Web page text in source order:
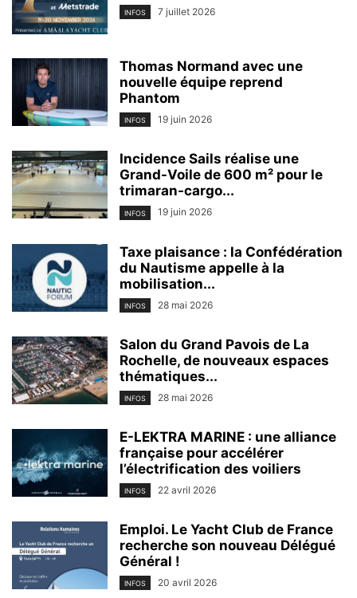
INFOS 7 juillet 2026
Thomas Normand avec une
nouvelle équipe reprend
Phantom
INFOS 19 juin 2026
Incidence Sails réalise une
Grand-Voile de 600 m² pour le
trimaran-cargo...
INFOS 19 juin 2026
Taxe plaisance : la Confédération
du Nautisme appelle à la
mobilisation...
INFOS 28 mai 2026
Salon du Grand Pavois de La
Rochelle, de nouveaux espaces
thématiques...
INFOS 28 mai 2026
E-LEKTRA MARINE : une alliance
française pour accélérer
l’électrification des voiliers
INFOS 22 avril 2026
Emploi. Le Yacht Club de France
recherche son nouveau Délégué
Général !
INFOS 20 avril 2026